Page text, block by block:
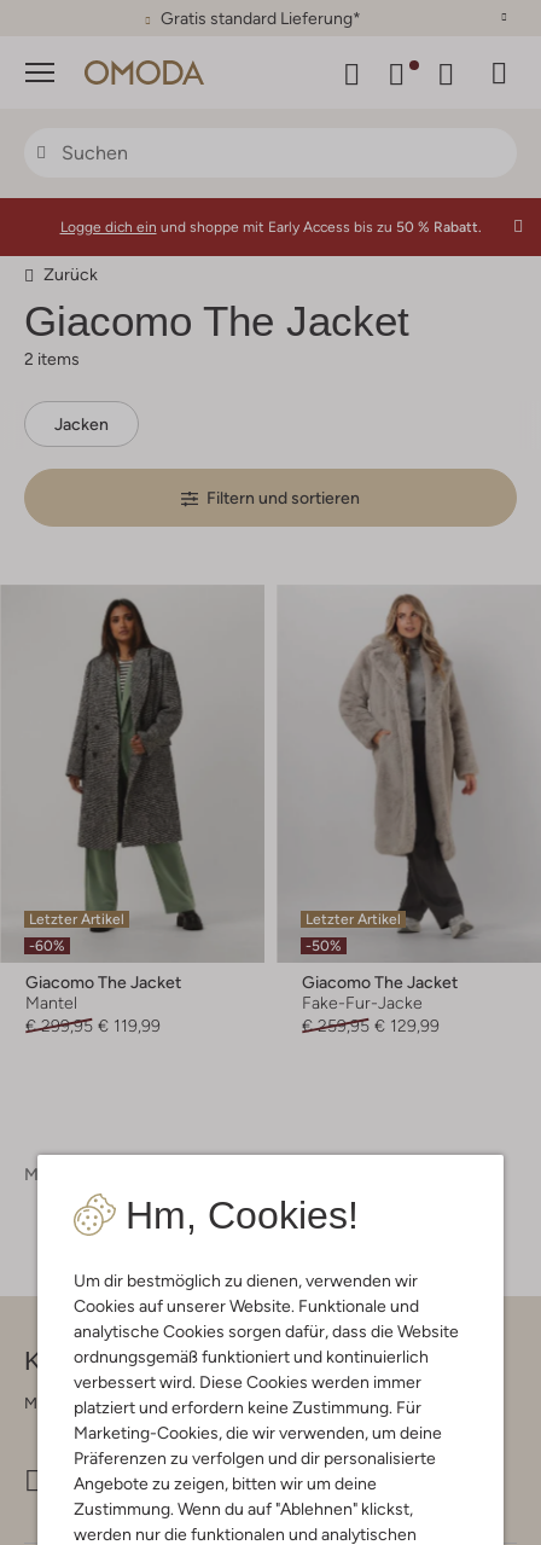
30 Tage Rückgaberecht
Menü
Hm, Cookies!
Um dir bestmöglich zu dienen, verwenden wir
Cookies auf unserer Website. Funktionale und
analytische Cookies sorgen dafür, dass die Website
ordnungsgemäß funktioniert und kontinuierlich
verbessert wird. Diese Cookies werden immer
platziert und erfordern keine Zustimmung. Für
Marketing-Cookies, die wir verwenden, um deine
Präferenzen zu verfolgen und dir personalisierte
Angebote zu zeigen, bitten wir um deine
Zustimmung. Wenn du auf "Ablehnen" klickst,
werden nur die funktionalen und analytischen
Logge dich ein und shoppe mit Early Access bis zu 50 % Rabatt.
Zurück
Giacomo The Jacket
2 items
Jacken
Filtern und sortieren
Letzter Artikel
-60%
Giacomo The Jacket
Mantel
€ 299,95 € 119,99
Letzter Artikel
-50%
Giacomo The Jacket
Fake-Fur-Jacke
€ 259,95 € 129,99
Marken
Kontakt
Montag - Freitag 09:00 - 17:00 uur
info@omoda.de